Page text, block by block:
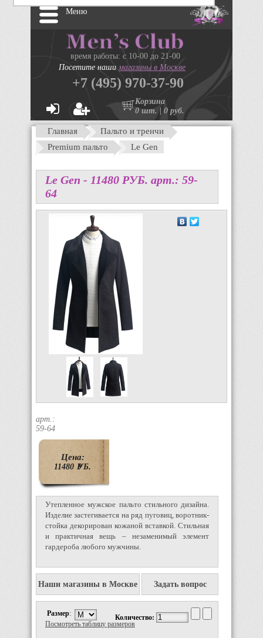
Меню
время работы: с 10-00 до 21-00
Посетите нашимагазины в Москве
+7 (495) 970-37-90
Корзина
0 шт. | 0 руб.
Главная
Пальто и тренчи
Premium пальто
Le Gen
Le Gen - 11480 PУБ. арт.: 59-
64
арт.:
59-64
Цена:
11480 P
УБ.
Утепленное мужское пальто стильного дизайна.
Изделие застегивается на ряд пуговиц, воротник-
стойка декорирован кожаной вставкой. Стильная
и практичная вещь – незаменимый элемент
гардероба любого мужчины.
Наши магазины в Москве Задать вопрос
Размер:
Посмотреть таблицу размеров
Количество: